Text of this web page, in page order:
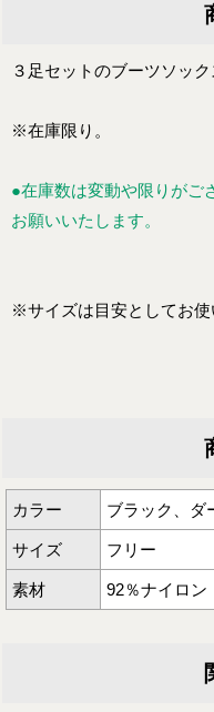
３足セットのブーツソック
※在庫限り。
●在庫数は変動や限りがご
お願いいたします。
※サイズは目安としてお使
カラー ブラック、ダ
サイズ フリー
素材 92％ナイロ